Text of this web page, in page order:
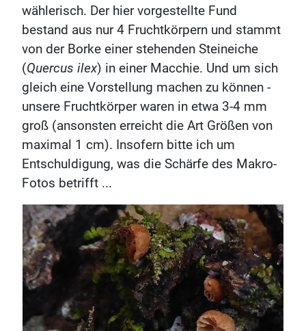
wählerisch. Der hier vorgestellte Fund
bestand aus nur 4 Fruchtkörpern und stammt
von der Borke einer stehenden Steineiche
(Quercus ilex) in einer Macchie. Und um sich
gleich eine Vorstellung machen zu können -
unsere Fruchtkörper waren in etwa 3-4 mm
groß (ansonsten erreicht die Art Größen von
maximal 1 cm). Insofern bitte ich um
Entschuldigung, was die Schärfe des Makro-
Fotos betrifft ...